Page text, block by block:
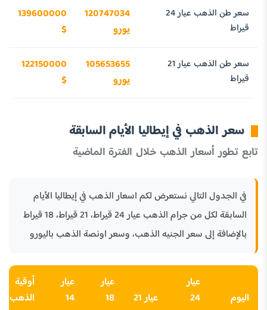
سعر طن الذهب عيار 24
قيراط
120747034
يورو
139600000
$
سعر طن الذهب عيار 21
قيراط
105653655
يورو
122150000
$
سعر الذهب في إيطاليا الأيام السابقة
تابع تطور أسعار الذهب خلال الفترة الماضية
في الجدول التالي نستعرض لكم اسعار الذهب في إيطاليا الأيام
السابقة لكل من جرام الذهب عيار 24 قيراط، 21 قيراط، 18 قيراط
بالإضافة إلى سعر الجنيه الذهب، وسعر اونصة الذهب باليورو
اليوم
عيار
24
عيار 21
عيار
18
عيار
14
أوقية
الذهب